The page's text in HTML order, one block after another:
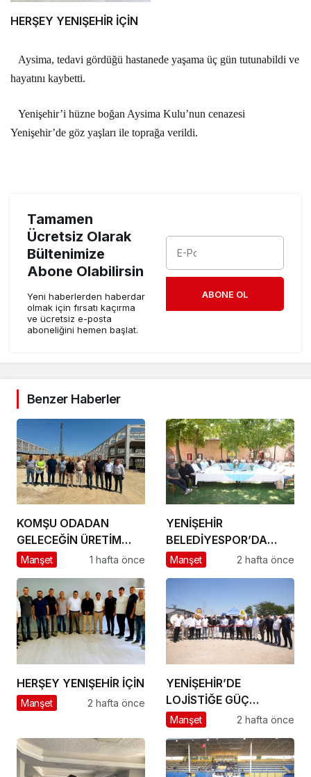
HERŞEY YENIŞEHİR İÇİN
Aysima, tedavi gördüğü hastanede yaşama üç gün tutunabildi ve
hayatını kaybetti.
Yenişehir’i hüzne boğan Aysima Kulu’nun cenazesi
Yenişehir’de göz yaşları ile toprağa verildi.
Tamamen
Ücretsiz Olarak
Bültenimize
Abone Olabilirsin
Yeni haberlerden haberdar
olmak için fırsatı kaçırma
ve ücretsiz e-posta
aboneliğini hemen başlat.
ABONE OL
Benzer Haberler
KOMŞU ODADAN
GELECEĞİN ÜRETİM
ÜSSÜ YESAN’A
Manşet 1 hafta önce
YENİŞEHİR
BELEDİYESPOR’DA
GÜÇLÜ YÖNETİM,
Manşet 2 hafta önce
HERŞEY YENIŞEHİR İÇİN
Manşet 2 hafta önce
YENİŞEHİR’DE
LOJİSTİĞE GÜÇ
KATACAK ADIM
Manşet 2 hafta önce